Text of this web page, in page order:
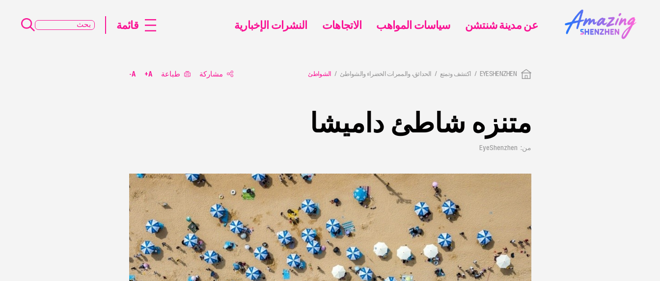
EYESHENZHEN اكتشف وتمتع الحدائق، والممرات الخضراء والشواطئ الشواطئ مشاركة طباعة A+
A-
متنزه شاطئ داميشا
من: EyeShenzhen
عن مدينة شنتشن ‎سياسات المواهب الاتجاهات النشرات الإخبارية قائمة